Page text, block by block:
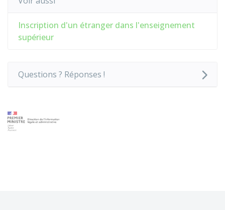
Inscription d'un étranger dans l'enseignement
supérieur
Questions ? Réponses !